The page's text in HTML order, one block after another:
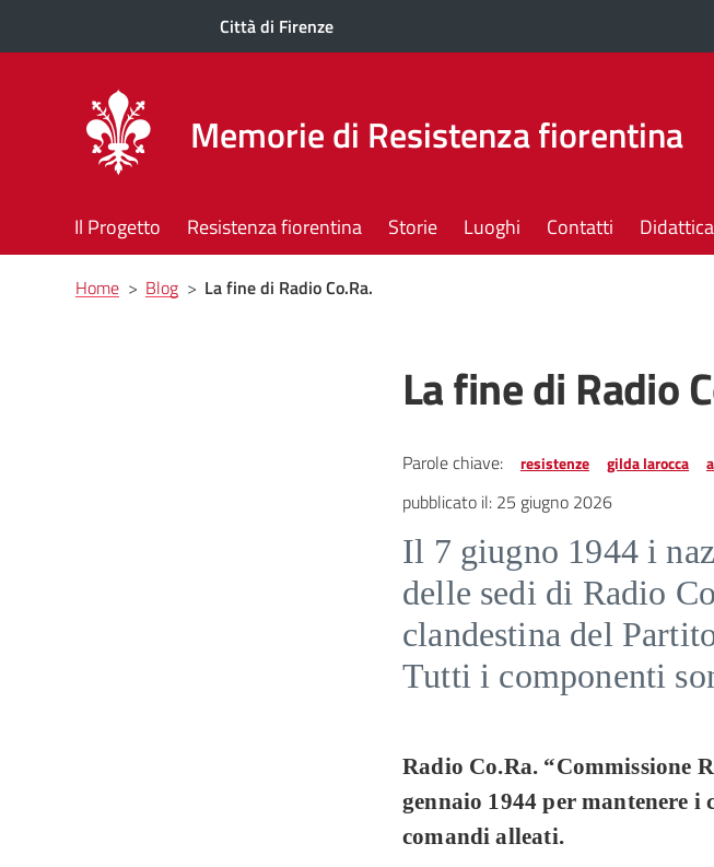
Città di Firenze
Memorie di Resistenza fiorentina
Il Progetto Resistenza fiorentina Storie Luoghi Contatti Didattica
Briciole
di
Home> Blog> La fine di Radio Co.Ra.
La fine di Radio
Parole chiave: resistenze gilda larocca
pubblicato il: 25 giugno 2026
Il 7 giugno 1944 i
delle sedi di Radio
clandestina del
Tutti i componenti
Radio Co.Ra. “Commissione
gennaio 1944 per mantenere i
comandi alleati.